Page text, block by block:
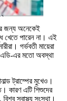
জন্য অনেকেই
খেতে পারেন না। এই
গর্ভবতী মায়েরা
এর মতো অবস্থা
ট্রাম্পের মুখেও।
কারণ এটি শিশুদের
স্বাস্থ্য সংস্থা।